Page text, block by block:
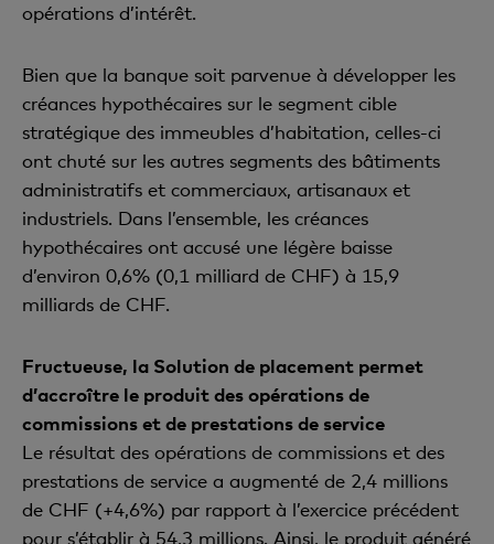
opérations d’intérêt.
Bien que la banque soit parvenue à développer les
créances hypothécaires sur le segment cible
stratégique des immeubles d’habitation, celles-ci
ont chuté sur les autres segments des bâtiments
administratifs et commerciaux, artisanaux et
industriels. Dans l’ensemble, les créances
hypothécaires ont accusé une légère baisse
d’environ 0,6% (0,1 milliard de CHF) à 15,9
milliards de CHF.
Fructueuse, la Solution de placement permet
d’accroître le produit des opérations de
commissions et de prestations de service
Le résultat des opérations de commissions et des
prestations de service a augmenté de 2,4 millions
de CHF (+4,6%) par rapport à l’exercice précédent
pour s’établir à 54,3 millions. Ainsi, le produit généré